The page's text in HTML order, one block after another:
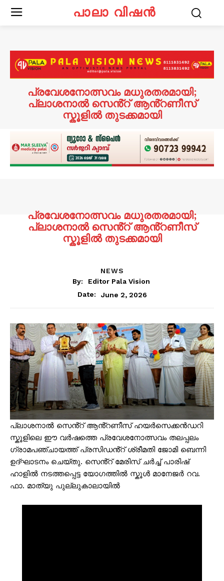
പാലാ വിഷൻ
പ്രവേശനോത്സവം മധുരതരമായി;
പ്ലാശനാൽ സെൻ്റ് ആൻ്റണീസ്
സ്കൂളിൽ തുടക്കമായി
പ്രവേശനോത്സവം മധുരതരമായി;
പ്ലാശനാൽ സെൻ്റ് ആൻ്റണീസ്
സ്കൂളിൽ തുടക്കമായി
NEWS
By:
Editor Pala Vision
Date:
June 2, 2026
പ്ലാശനാൽ സെൻ്റ് ആൻ്റണീസ് ഹയർസെക്കൻഡറി
സ്കൂളിലെ ഈ വർഷത്തെ പ്രവേശനോത്സവം തലപ്പലം
ഗ്രാമപഞ്ചായത്ത് പ്രസിഡൻ്റ് ശ്രീമതി ജോമി ബെന്നി
ഉദ്ഘാടനം ചെയ്തു. സെൻ്റ് മേരിസ് ചർച്ച് പാരിഷ്
ഹാളിൽ നടത്തപ്പെട്ട യോഗത്തിൽ സ്കൂൾ മാനേജർ റവ.
ഫാ. മാത്യു പുല്ലുകാലായിൽ